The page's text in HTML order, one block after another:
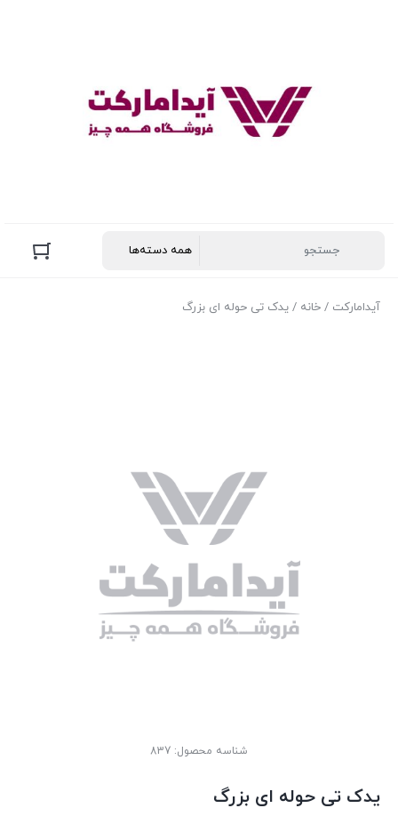
آیدامارکت / خانه / یدک تی حوله ای بزرگ
شناسه محصول: 837
یدک تی حوله ای بزرگ